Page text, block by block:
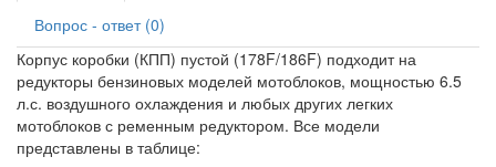
Вопрос - ответ (0)
Корпус коробки (КПП) пустой (178F/186F) подходит на
редукторы бензиновых моделей мотоблоков, мощностью 6.5
л.с. воздушного охлаждения и любых других легких
мотоблоков с ременным редуктором. Все модели
представлены в таблице: